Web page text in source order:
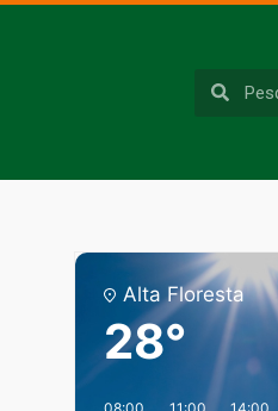
Alta Floresta
28°